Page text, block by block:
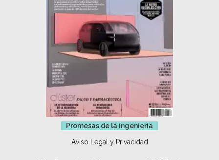
Promesas de la ingeniería
Aviso Legal y Privacidad